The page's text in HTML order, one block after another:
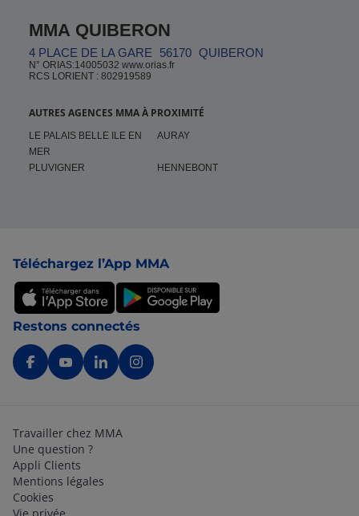
MMA QUIBERON
4 PLACE DE LA GARE 56170 QUIBERON
N° ORIAS:14005032 www.orias.fr
RCS LORIENT : 802919589
AUTRES AGENCES MMA À PROXIMITÉ
LE PALAIS BELLE ILE EN
MER
AURAY
PLUVIGNER HENNEBONT
Téléchargez l’App MMA
Restons connectés
Travailler chez MMA
Une question ?
Appli Clients
Mentions légales
Cookies